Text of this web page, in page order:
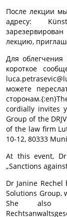
После лекции
адресу:
лекцию,
Для
короткое
можете
cordially invites
Group of the
of the law firm
10-12, 80333
At this event,
„Sanctions
Dr Janine
Solutions Group,
She also